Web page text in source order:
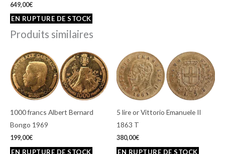
649,00€
Produits similaires
1000 francs Albert Bernard
Bongo 1969
199,00€
5 lire or Vittorio Emanuele II
1863 T
380,00€